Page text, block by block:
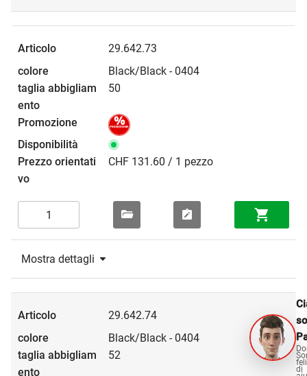
29.642.73
Black/Black - 0404
50
CHF 131.60 / 1 pezzo
Mostra dettagli
29.642.74
Black/Black - 0404
52
di